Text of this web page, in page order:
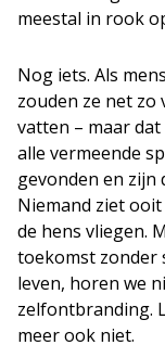
meestal in rook
Nog iets. Als
zouden ze net zo
vatten – maar
alle vermeende
gevonden en
Niemand ziet
de hens vliegen.
toekomst zonder
leven, horen we
zelfontbranding.
meer ook niet.